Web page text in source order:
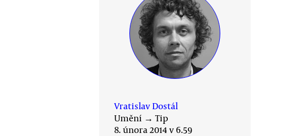
Vratislav Dostál
Umění → Tip
8. února 2014 v 6.59